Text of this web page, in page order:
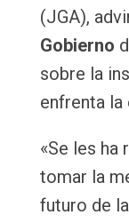
(JGA),
Gobierno
sobre la
enfrenta la
«Se les ha
tomar la
futuro de